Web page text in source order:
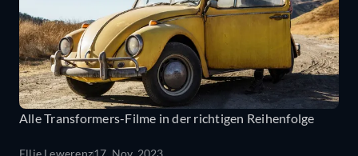
Alle Transformers-Filme in der richtigen Reihenfolge